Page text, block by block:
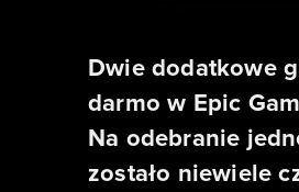
Dwie dodatkowe
darmo w Epic
Na odebranie
zostało niewiele